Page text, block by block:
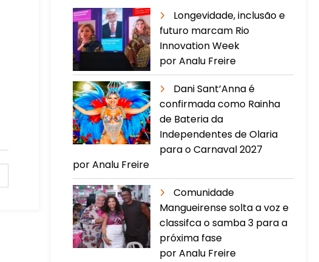
Longevidade, inclusão e
futuro marcam Rio
Innovation Week
por Analu Freire
Dani Sant’Anna é
confirmada como Rainha
de Bateria da
Independentes de Olaria
para o Carnaval 2027
por Analu Freire
Comunidade
Mangueirense solta a voz e
classifca o samba 3 para a
próxima fase
por Analu Freire